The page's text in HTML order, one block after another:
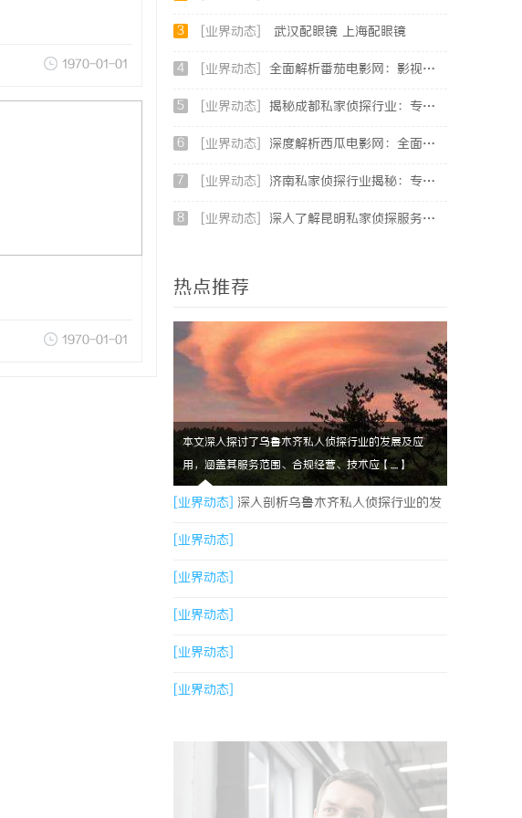
1970-01-01
1970-01-01
3 [业界动态] 武汉配眼镜 上海配眼镜
4 [业界动态] 全面解析番茄电影网：影视爱好者的最佳资源站
5 [业界动态] 揭秘成都私家侦探行业：专业服务助力城市安宁
6 [业界动态] 深度解析西瓜电影网：全面体验影视娱乐新天地
7 [业界动态] 济南私家侦探行业揭秘：专业服务与案件解析全方位指南
8 [业界动态] 深入了解昆明私家侦探服务的重要性与选择指南
热点推荐
本文深入探讨了乌鲁木齐私人侦探行业的发展及应
用，涵盖其服务范围、合规经营、技术应【....】
[业界动态] 深入剖析乌鲁木齐私人侦探行业的发
展与应用现状
[业界动态]
[业界动态]
[业界动态]
[业界动态]
[业界动态]